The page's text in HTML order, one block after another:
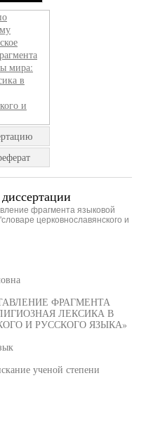
фрагмента языковой
церковнославянского и
ФРАГМЕНТА
ЛЕКСИКА В
И РУССКОГО ЯЗЫКА»
ученой степени